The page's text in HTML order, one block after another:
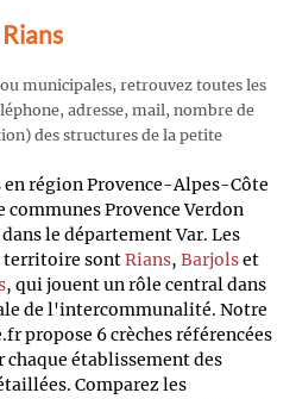
municipales, retrouvez toutes les
adresse, mail, nombre de
des structures de la petite
en région Provence-Alpes-Côte
Provence Verdon
le département Var. Les
territoire sontRians, Barjolset
, qui jouent un rôle central dans
de l'intercommunalité. Notre
propose 6 crèches référencées
établissement des
Comparez les